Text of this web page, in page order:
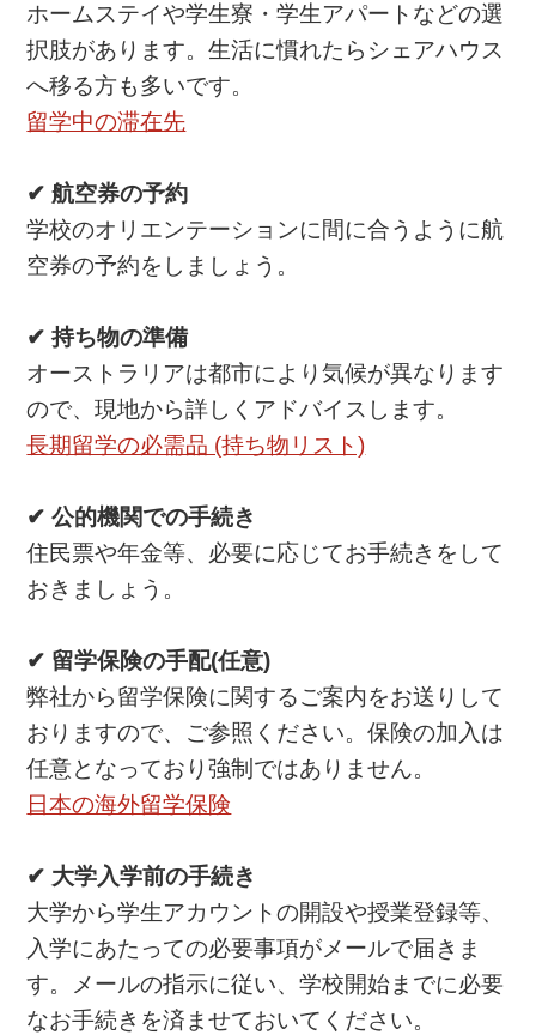
ホームステイや学生寮・学生アパートなどの選
択肢があります。生活に慣れたらシェアハウス
へ移る方も多いです。
留学中の滞在先
✔ 航空券の予約
学校のオリエンテーションに間に合うように航
空券の予約をしましょう。
✔ 持ち物の準備
オーストラリアは都市により気候が異なります
ので、現地から詳しくアドバイスします。
長期留学の必需品 (持ち物リスト)
✔ 公的機関での手続き
住民票や年金等、必要に応じてお手続きをして
おきましょう。
✔ 留学保険の手配(任意)
弊社から留学保険に関するご案内をお送りして
おりますので、ご参照ください。保険の加入は
任意となっており強制ではありません。
日本の海外留学保険
✔ 大学入学前の手続き
大学から学生アカウントの開設や授業登録等、
入学にあたっての必要事項がメールで届きま
す。メールの指示に従い、学校開始までに必要
なお手続きを済ませておいてください。